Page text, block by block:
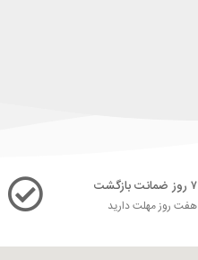
۷ روز ضمانت بازگشت
هفت روز مهلت دارید